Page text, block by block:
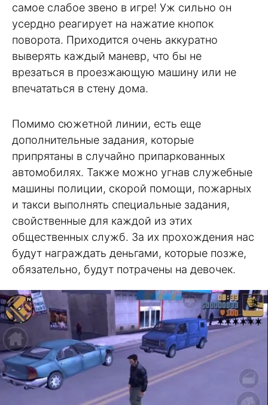
самое слабое звено в игре! Уж сильно он
усердно реагирует на нажатие кнопок
поворота. Приходится очень аккуратно
выверять каждый маневр, что бы не
врезаться в проезжающую машину или не
впечататься в стену дома.
Помимо сюжетной линии, есть еще
дополнительные задания, которые
припрятаны в случайно припаркованных
автомобилях. Также можно угнав служебные
машины полиции, скорой помощи, пожарных
и такси выполнять специальные задания,
свойственные для каждой из этих
общественных служб. За их прохождения нас
будут награждать деньгами, которые позже,
обязательно, будут потрачены на девочек.